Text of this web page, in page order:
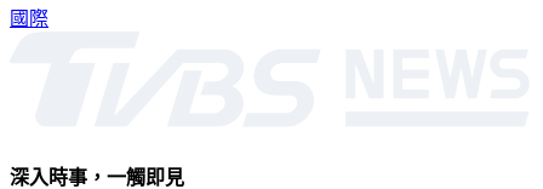
國際
深入時事，一觸即見